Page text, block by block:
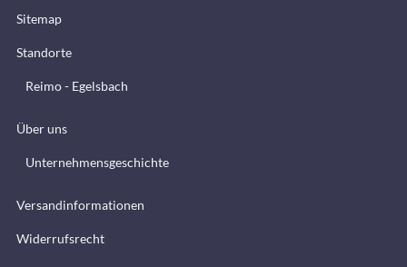
Sitemap
Standorte
Reimo - Egelsbach
Über uns
Unternehmensgeschichte
Versandinformationen
Widerrufsrecht